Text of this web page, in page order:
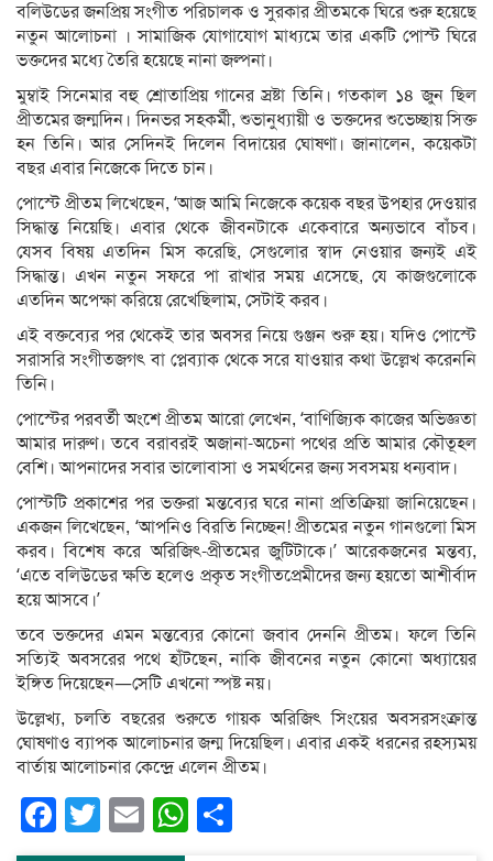
বলিউডের জনপ্রিয় সংগীত পরিচালক ও সুরকার প্রীতমকে ঘিরে শুরু হয়েছে
নতুন আলোচনা । সামাজিক যোগাযোগ মাধ্যমে তার একটি পোস্ট ঘিরে
ভক্তদের মধ্যে তৈরি হয়েছে নানা জল্পনা।
মুম্বাই সিনেমার বহু শ্রোতাপ্রিয় গানের স্রষ্টা তিনি। গতকাল ১৪ জুন ছিল
প্রীতমের জন্মদিন। দিনভর সহকর্মী, শুভানুধ্যায়ী ও ভক্তদের শুভেচ্ছায় সিক্ত
হন তিনি। আর সেদিনই দিলেন বিদায়ের ঘোষণা। জানালেন, কয়েকটা
বছর এবার নিজেকে দিতে চান।
পোস্টে প্রীতম লিখেছেন, ‘আজ আমি নিজেকে কয়েক বছর উপহার দেওয়ার
সিদ্ধান্ত নিয়েছি। এবার থেকে জীবনটাকে একেবারে অন্যভাবে বাঁচব।
যেসব বিষয় এতদিন মিস করেছি, সেগুলোর স্বাদ নেওয়ার জন্যই এই
সিদ্ধান্ত। এখন নতুন সফরে পা রাখার সময় এসেছে, যে কাজগুলোকে
এতদিন অপেক্ষা করিয়ে রেখেছিলাম, সেটাই করব।
এই বক্তব্যের পর থেকেই তার অবসর নিয়ে গুঞ্জন শুরু হয়। যদিও পোস্টে
সরাসরি সংগীতজগৎ বা প্লেব্যাক থেকে সরে যাওয়ার কথা উল্লেখ করেননি
তিনি।
পোস্টের পরবর্তী অংশে প্রীতম আরো লেখেন, ‘বাণিজ্যিক কাজের অভিজ্ঞতা
আমার দারুণ। তবে বরাবরই অজানা-অচেনা পথের প্রতি আমার কৌতূহল
বেশি। আপনাদের সবার ভালোবাসা ও সমর্থনের জন্য সবসময় ধন্যবাদ।
পোস্টটি প্রকাশের পর ভক্তরা মন্তব্যের ঘরে নানা প্রতিক্রিয়া জানিয়েছেন।
একজন লিখেছেন, ‘আপনিও বিরতি নিচ্ছেন! প্রীতমের নতুন গানগুলো মিস
করব। বিশেষ করে অরিজিৎ-প্রীতমের জুটিটাকে।’ আরেকজনের মন্তব্য,
‘এতে বলিউডের ক্ষতি হলেও প্রকৃত সংগীতপ্রেমীদের জন্য হয়তো আশীর্বাদ
হয়ে আসবে।’
তবে ভক্তদের এমন মন্তব্যের কোনো জবাব দেননি প্রীতম। ফলে তিনি
সত্যিই অবসরের পথে হাঁটছেন, নাকি জীবনের নতুন কোনো অধ্যায়ের
ইঙ্গিত দিয়েছেন—সেটি এখনো স্পষ্ট নয়।
উল্লেখ্য, চলতি বছরের শুরুতে গায়ক অরিজিৎ সিংয়ের অবসরসংক্রান্ত
ঘোষণাও ব্যাপক আলোচনার জন্ম দিয়েছিল। এবার একই ধরনের রহস্যময়
বার্তায় আলোচনার কেন্দ্রে এলেন প্রীতম।
Facebook
Twitter
EmailWhatsApp